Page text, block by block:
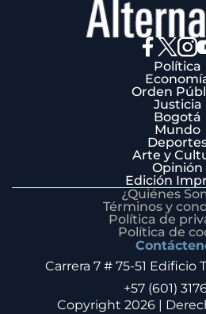
Política
Orden
Justicia
Bogotá
Mundo
Arte y
Opinión
Edición
¿Quiénes
Términos y
Política de
Política de
Carrera 7 # 75-51 Edificio
+57 (601)
Copyright 2026 |